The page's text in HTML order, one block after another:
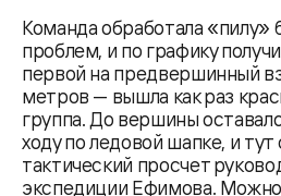
Команда обработала «пилу»
проблем, и по графику
первой на предвершинный
метров — вышла как раз
группа. До вершины
ходу по ледовой шапке, и тут
тактический просчет
экспедиции Ефимова.